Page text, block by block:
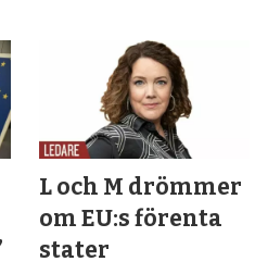
L och M drömmer
om EU:s förenta
stater